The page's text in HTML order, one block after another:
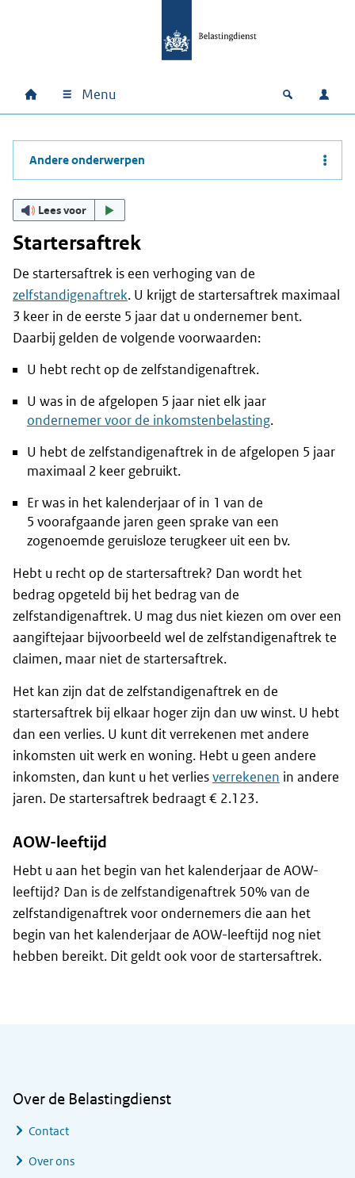
Hoofdnavigatie
Home Menu Open
Andere onderwerpen
Lees voor
Startersaftrek
De startersaftrek is een verhoging van de
zelfstandigenaftrek. U krijgt de startersaftrek maximaal
3 keer in de eerste 5 jaar dat u ondernemer bent.
Daarbij gelden de volgende voorwaarden:
U hebt recht op de zelfstandigenaftrek.
U was in de afgelopen 5 jaar niet elk jaar
ondernemer voor de inkomstenbelasting.
U hebt de zelfstandigenaftrek in de afgelopen 5 jaar
maximaal 2 keer gebruikt.
Er was in het kalenderjaar of in 1 van de
5 voorafgaande jaren geen sprake van een
zogenoemde geruisloze terugkeer uit een bv.
Hebt u recht op de startersaftrek? Dan wordt het
bedrag opgeteld bij het bedrag van de
zelfstandigenaftrek. U mag dus niet kiezen om over een
aangiftejaar bijvoorbeeld wel de zelfstandigenaftrek te
claimen, maar niet de startersaftrek.
Het kan zijn dat de zelfstandigenaftrek en de
startersaftrek bij elkaar hoger zijn dan uw winst. U hebt
dan een verlies. U kunt dit verrekenen met andere
inkomsten uit werk en woning. Hebt u geen andere
inkomsten, dan kunt u het verliesverrekenen in andere
jaren. De startersaftrek bedraagt € 2.123.
AOW-leeftijd
Hebt u aan het begin van het kalenderjaar de AOW-
leeftijd? Dan is de zelfstandigenaftrek 50% van de
zelfstandigenaftrek voor ondernemers die aan het
begin van het kalenderjaar de AOW-leeftijd nog niet
hebben bereikt. Dit geldt ook voor de startersaftrek.
Over de Belastingdienst
Contact
Over ons